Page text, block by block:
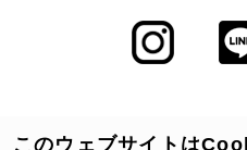
このウェブサイトは